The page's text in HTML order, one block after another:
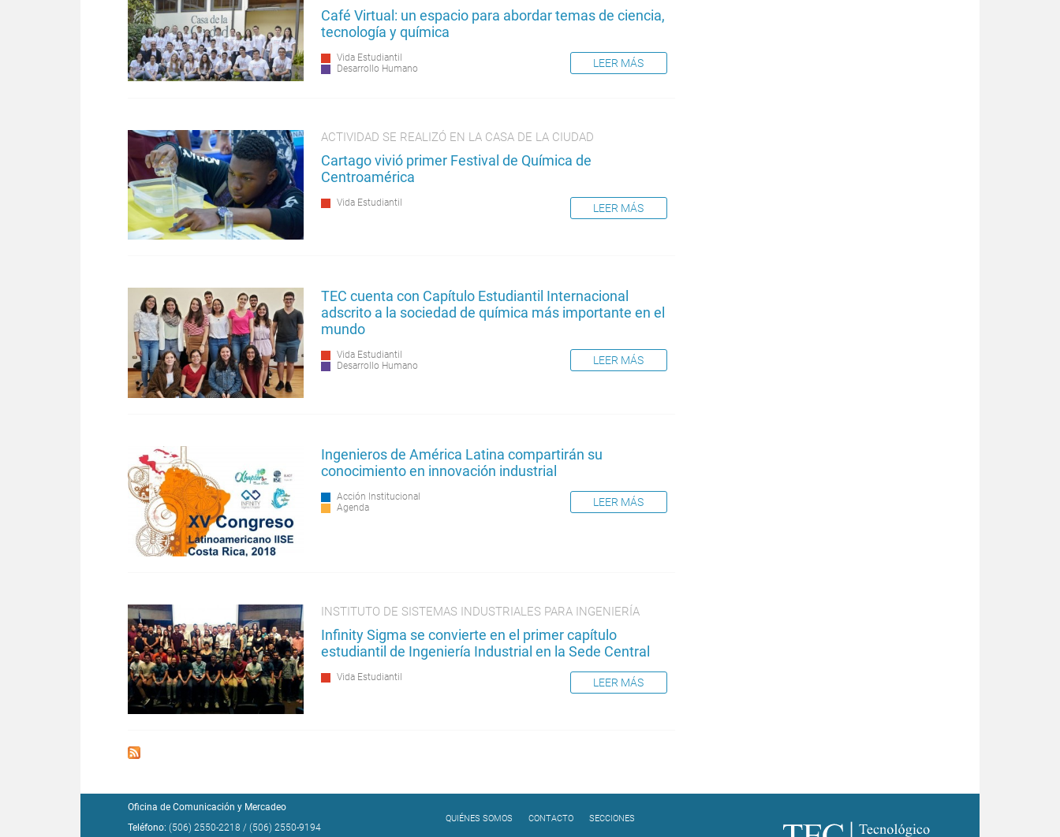
Café Virtual: un espacio para abordar temas de ciencia,
tecnología y química
Vida Estudiantil
Desarrollo Humano
LEER MÁS
ACTIVIDAD SE REALIZÓ EN LA CASA DE LA CIUDAD
Cartago vivió primer Festival de Química de
Centroamérica
Vida Estudiantil LEER MÁS
TEC cuenta con Capítulo Estudiantil Internacional
adscrito a la sociedad de química más importante en el
mundo
Vida Estudiantil
Desarrollo Humano
LEER MÁS
Ingenieros de América Latina compartirán su
conocimiento en innovación industrial
Acción Institucional
Agenda
LEER MÁS
INSTITUTO DE SISTEMAS INDUSTRIALES PARA INGENIERÍA
Infinity Sigma se convierte en el primer capítulo
estudiantil de Ingeniería Industrial en la Sede Central
Vida Estudiantil LEER MÁS
Oficina de Comunicación y Mercadeo
Teléfono: (506) 2550-2218 / (506) 2550-9194
QUIÉNES SOMOS CONTACTO SECCIONES